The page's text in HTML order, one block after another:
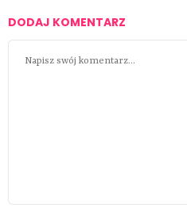
DODAJ KOMENTARZ